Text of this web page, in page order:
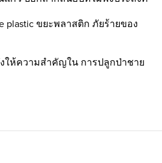
plastic ขยะพลาสติก ภัยร้ายของ
งให้ความสำคัญใน การปลูกป่าชาย